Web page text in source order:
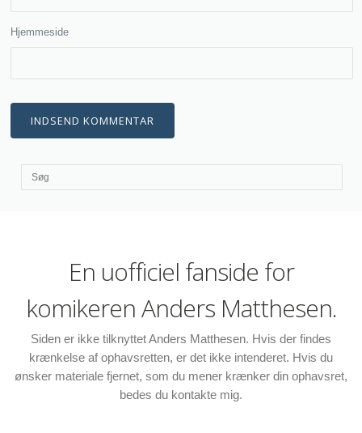
Hjemmeside
En uofficiel fanside for
komikeren Anders Matthesen.
Siden er ikke tilknyttet Anders Matthesen. Hvis der findes
krænkelse af ophavsretten, er det ikke intenderet. Hvis du
ønsker materiale fjernet, som du mener krænker din ophavsret,
bedes du kontakte mig.